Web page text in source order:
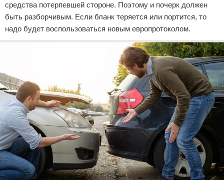
средства потерпевшей стороне. Поэтому и почерк должен
быть разборчивым. Если бланк теряется или портится, то
надо будет воспользоваться новым европротоколом.